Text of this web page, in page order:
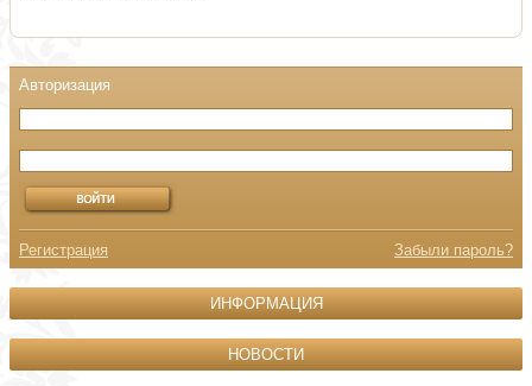
Регистрация Забыли пароль?
ИНФОРМАЦИЯ
НОВОСТИ